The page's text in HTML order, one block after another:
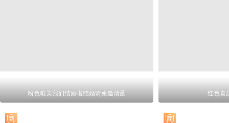
粉色唯美我们结婚啦结婚请柬邀请函 红色喜